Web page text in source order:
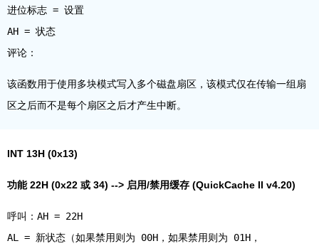
进位标志 = 设置
AH = 状态
该函数用于使用多块模式写入多个磁盘扇区，该模式仅在传输一组扇
区之后而不是每个扇区之后才产生中断。
INT 13H (0x13)
功能 22H (0x22 或 34) --> 启用/禁用缓存 (QuickCache II v4.20)
呼叫：AH = 22H
AL = 新状态（如果禁用则为 00H，如果禁用则为 01H，